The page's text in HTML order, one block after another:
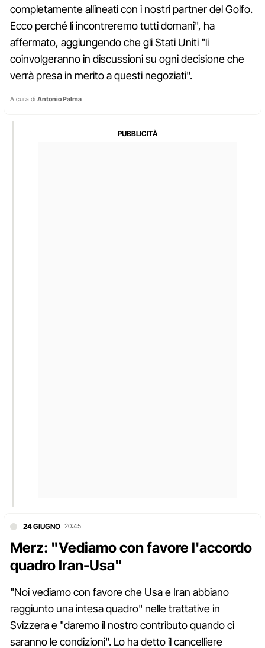
completamente allineati con i nostri partner del Golfo.
Ecco perché li incontreremo tutti domani", ha
affermato, aggiungendo che gli Stati Uniti "li
coinvolgeranno in discussioni su ogni decisione che
verrà presa in merito a questi negoziati".
A cura di Antonio Palma
24 GIUGNO 20:45
Merz: "Vediamo con favore l'accordo
quadro Iran-Usa"
"Noi vediamo con favore che Usa e Iran abbiano
raggiunto una intesa quadro" nelle trattative in
Svizzera e "daremo il nostro contributo quando ci
saranno le condizioni". Lo ha detto il cancelliere